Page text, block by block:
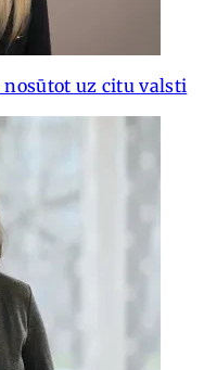
uz citu valsti